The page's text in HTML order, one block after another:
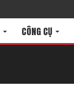
CÔNG CỤ